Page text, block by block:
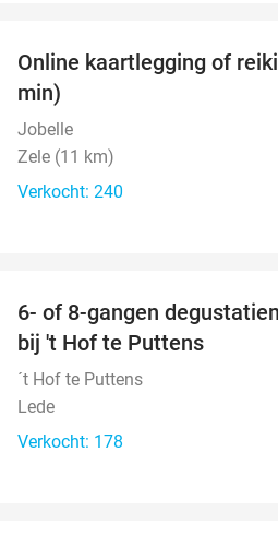
Online kaartlegging of
min)
Jobelle
Zele (11 km)
Verkocht: 240
6- of 8-gangen
bij 't Hof te Puttens
´t Hof te Puttens
Lede
Verkocht: 178